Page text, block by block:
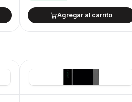
Agregar al carrito